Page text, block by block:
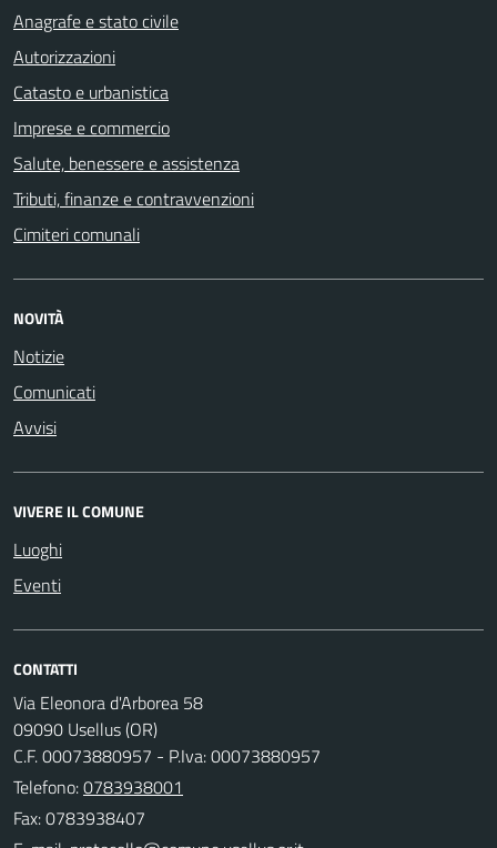
Anagrafe e stato civile
Autorizzazioni
Catasto e urbanistica
Imprese e commercio
Salute, benessere e assistenza
Tributi, finanze e contravvenzioni
Cimiteri comunali
NOVITÀ
Notizie
Comunicati
Avvisi
VIVERE IL COMUNE
Luoghi
Eventi
CONTATTI
Via Eleonora d'Arborea 58
09090 Usellus (OR)
C.F. 00073880957 - P.Iva: 00073880957
Telefono:0783938001
Fax: 0783938407